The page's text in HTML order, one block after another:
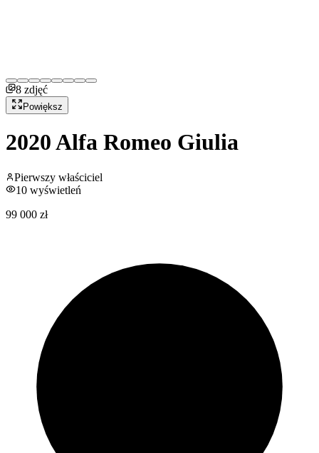
8 zdjęć
Powiększ
2020Alfa Romeo Giulia
Pierwszy właściciel
10 wyświetleń
99 000 zł